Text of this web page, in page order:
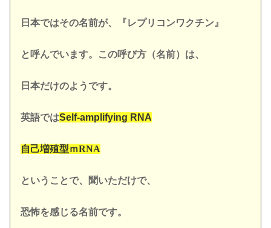
日本ではその名前が、『レプリコンワクチン』
と呼んでいます。この呼び方（名前）は、
日本だけのようです。
英語ではSelf-amplifying RNA
自己増殖型ｍRNA
ということで、聞いただけで、
恐怖を感じる名前です。